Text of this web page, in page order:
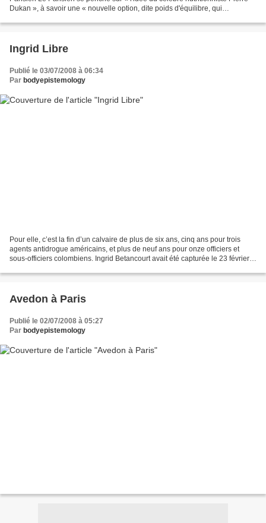
Dukan », à savoir une « nouvelle option, dite poids d'équilibre, qui
Ingrid Libre
Publié le 03/07/2008 à 06:34
Par bodyepistemology
Pour elle, c’est la fin d’un calvaire de plus de six ans, cinq ans pour trois
agents antidrogue américains, et plus de neuf ans pour onze officiers et
sous-officiers colombiens. Ingrid Betancourt avait été capturée le 23 février
Avedon à Paris
Publié le 02/07/2008 à 05:27
Par bodyepistemology